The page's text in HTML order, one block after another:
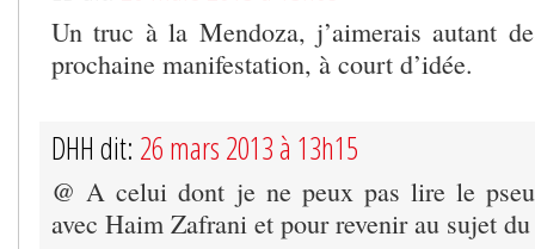
Un truc à la Mendoza, j’aimerais autant
prochaine manifestation, à court d’idée.
DHH dit: 26 mars 2013 à 13h15
@ A celui dont je ne peux pas lire le
avec Haim Zafrani et pour revenir au sujet